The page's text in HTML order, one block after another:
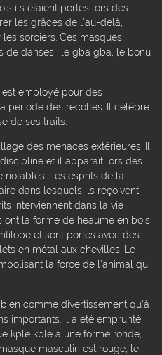
ils étaient portés lors des
les grâces de l’au-delà,
sorciers. Ces masques
de danses : le gba gba, le bonu
employé pour des
période des récoltes. Il célèbre
de ses traits.
des menaces extérieures. Il
et il apparaît lors des
Les esprits de la
dans lesquels ils reçoivent
interviennent dans la vie
la forme de heaume en bois
et sont portés avec des
en métal aux chevilles. Le
la force de l’animal qui
comme divertissement qu’à
importants. Il a été emprunté
kple kple a une forme ronde,
masculin est rouge, le